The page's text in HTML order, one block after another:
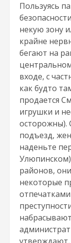
Пользуясь
некую зону
крайне
бегают на
входе, с
как будто
продается
игрушки и
осторожны).
подъезд,
наденьте
районов,
некоторые